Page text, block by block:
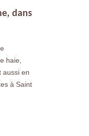
dans
haie,
aussi en
à Saint